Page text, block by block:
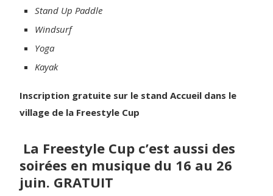
Stand Up Paddle
Windsurf
Yoga
Kayak
Inscription gratuite sur le stand Accueil dans le
village de la Freestyle Cup
La Freestyle Cup c’est aussi des
soirées en musique du 16 au 26
juin. GRATUIT